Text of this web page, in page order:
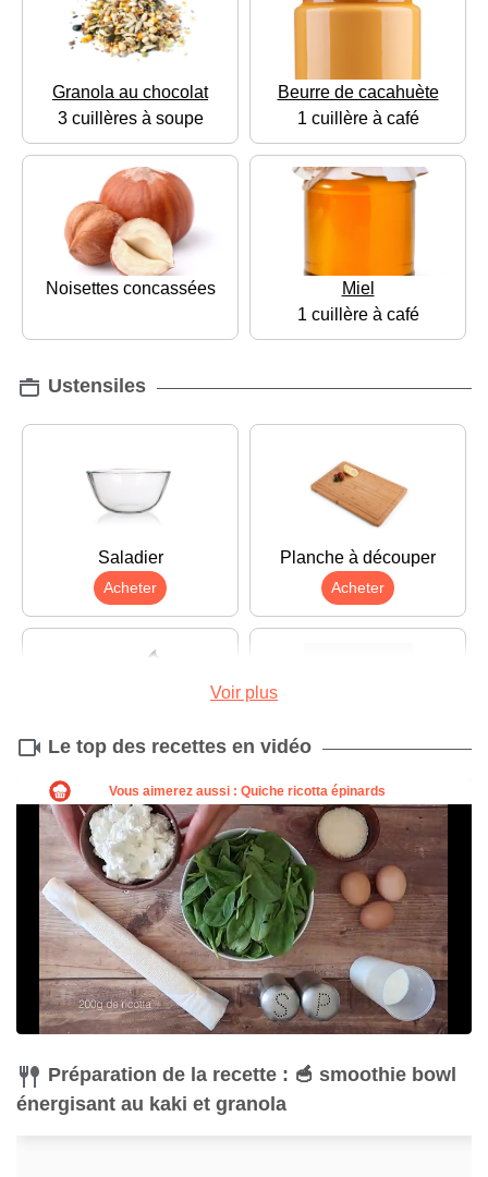
Granola au chocolat
3 cuillères à soupe
Beurre de cacahuète
1 cuillère à café
Noisettes concassées
Miel
1 cuillère à café
Ustensiles
Saladier
Acheter
Planche à découper
Acheter
Couteau
Acheter Acheter
Voir plus
Le top des recettes en vidéo
Préparation de la recette : 🥣 smoothie bowl
énergisant au kaki et granola